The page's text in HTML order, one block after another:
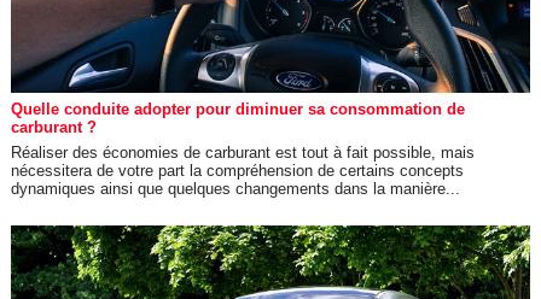
Quelle conduite adopter pour diminuer sa consommation de
carburant ?
Réaliser des économies de carburant est tout à fait possible, mais
nécessitera de votre part la compréhension de certains concepts
dynamiques ainsi que quelques changements dans la manière...